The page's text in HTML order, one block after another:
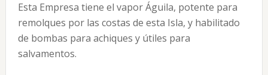
Esta Empresa tiene el vapor Águila, potente para
remolques por las costas de esta Isla, y habilitado
de bombas para achiques y útiles para
salvamentos.